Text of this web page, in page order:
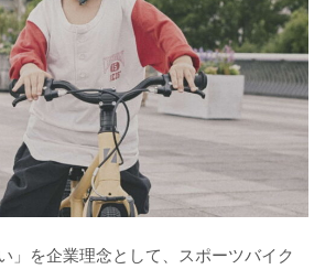
」を企業理念として、スポーツバイク